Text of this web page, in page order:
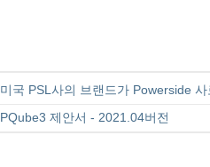
미국 PSL사의 브랜드가 Powerside
PQube3 제안서 - 2021.04버전